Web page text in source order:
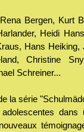
Bergen, Kurt
Heidi
Hans
Christine
Schreiner...
la série
dans